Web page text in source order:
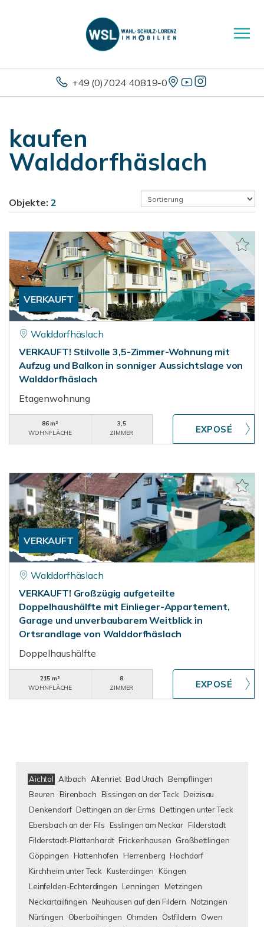
+49 (0)7024 40819-0
kaufen
Walddorfhäslach
Objekte: 2
VERKAUFT
Walddorfhäslach
VERKAUFT! Stilvolle 3,5-Zimmer-Wohnung mit
Aufzug und Balkon in sonniger Aussichtslage von
Walddorfhäslach
Etagenwohnung
86 m²
WOHNFLÄCHE
3,5
ZIMMER
VERKAUFT
Walddorfhäslach
VERKAUFT! Großzügig aufgeteilte
Doppelhaushälfte mit Einlieger-Appartement,
Garage und unverbaubarem Weitblick in
Ortsrandlage von Walddorfhäslach
Doppelhaushälfte
215 m²
WOHNFLÄCHE
8
ZIMMER
Aichtal Altbach Altenriet Bad Urach
Bempflingen
Beuren
Birenbach Bissingen an der Teck Deizisau
Denkendorf Dettingen an der Erms Dettingen unter Teck
Ebersbach an der Fils
Esslingen am Neckar Filderstadt
Filderstadt-Plattenhardt Frickenhausen Großbettlingen
Göppingen
Hattenhofen Herrenberg Hochdorf
Kirchheim unter Teck
Kusterdingen
Köngen
Leinfelden-Echterdingen
Lenningen
Metzingen
Neckartailfingen
Neuhausen auf den Fildern
Notzingen
Nürtingen
Oberboihingen Ohmden Ostfildern
Owen